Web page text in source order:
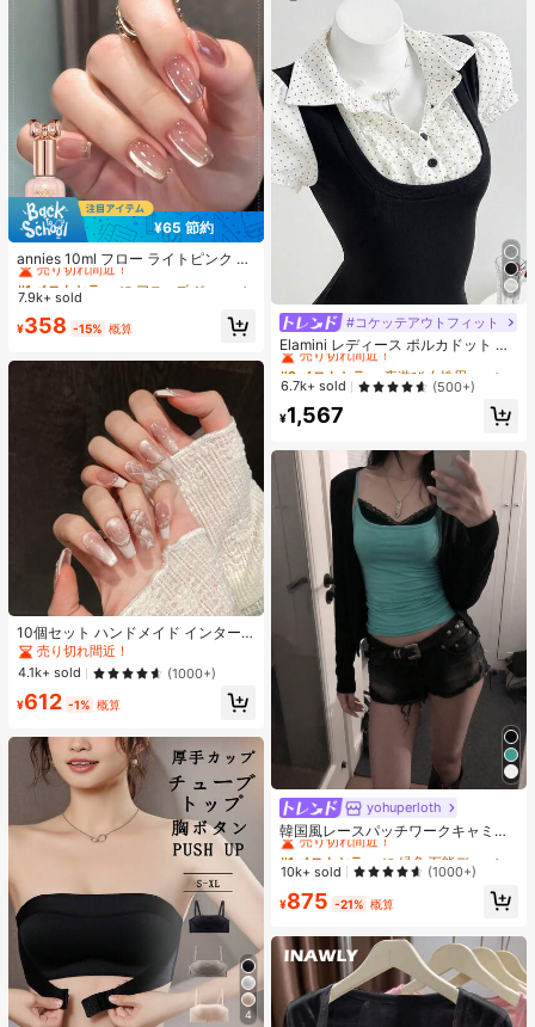
¥65 節約
annies 10ml フロー ライトピンク キ
ャットアイ ジェルネイルポリッシュ
ウルトラシャイン UVジェル ミラー
ニス ネイルサプライ
#1 ベストセラー
に アニーズ ジェルネイルポリッシュ
売り切れ間近！
#1 ベストセラー
売り切れ間近！
#1 ベストセラー
売り切れ間近！
#1 ベストセラー
に アニーズ ジェルネイルポリッシュ
売り切れ間近！
7.9k+ sold
¥358 -15% 概算
10個セット ハンドメイド インター
ネットセレブリティ優しいラインス
トーンラティスフレンチフォークフ
ァックスパールピンクキャットアイ
ボウ偽ネイル プレスオンネイル ネイ
ルサプライ ハンドメイドプレスオン
売り切れ間近！
4.1k+ sold
(1000+)
¥612 -1% 概算
4
#コケッテアウトフィット
Elamini レディース ポルカドット パ
ッチワーク レーストリム 配色 ウエ
スト ショートスリーブ トップス 夏
用
#2 ベストセラー
夜遊び 女性用ブラウス
売り切れ間近！
#2 ベストセラー
売り切れ間近！
#2 ベストセラー
売り切れ間近！
#2 ベストセラー
売り切れ間近！
6.7k+ sold (500+)
¥1,567
yohuperloth
韓国風レースパッチワークキャミソ
ールタンクトップ、Y2Kエステティ
ック、ストリートウェアカジュアル
サマー
#1 ベストセラー
売り切れ間近！
#1 ベストセラー
売り切れ間近！
#1 ベストセラー
売り切れ間近！
#1 ベストセラー
売り切れ間近！
10k+ sold (1000+)
¥875 -21% 概算